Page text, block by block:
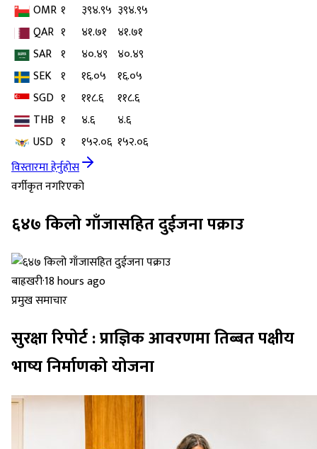
OMR १ ३९४.९५ ३९४.९५
QAR १ ४१.७१
४१.७१
SAR १ ४०.४९ ४०.४९
SEK १ १६.०५
१६.०५
SGD १ ११८.६
११८.६
THB १ ४.६
४.६
USD १ १५२.०६ १५२.०६
विस्तारमा हेर्नुहोस
वर्गीकृत नगरिएको
६४७ किलो गाँजासहित दुईजना पक्राउ
बाह्रखरी·18 hours ago
प्रमुख समाचार
सुरक्षा रिपोर्ट : प्राज्ञिक आवरणमा तिब्बत पक्षीय
भाष्य निर्माणको योजना